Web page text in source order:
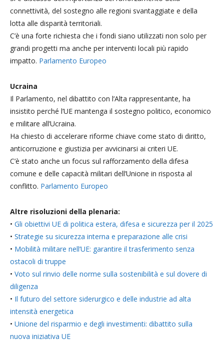
connettività, del sostegno alle regioni svantaggiate e della
lotta alle disparità territoriali.
C’è una forte richiesta che i fondi siano utilizzati non solo per
grandi progetti ma anche per interventi locali più rapido
impatto. Parlamento Europeo
Ucraina
Il Parlamento, nel dibattito con l’Alta rappresentante, ha
insistito perché l’UE mantenga il sostegno politico, economico
e militare all’Ucraina.
Ha chiesto di accelerare riforme chiave come stato di diritto,
anticorruzione e giustizia per avvicinarsi ai criteri UE.
C’è stato anche un focus sul rafforzamento della difesa
comune e delle capacità militari dell’Unione in risposta al
conflitto. Parlamento Europeo
Altre risoluzioni della plenaria:
• Gli obiettivi UE di politica estera, difesa e sicurezza per il 2025
• Strategie su sicurezza interna e preparazione alle crisi
• Mobilità militare nell’UE: garantire il trasferimento senza
ostacoli di truppe
• Voto sul rinvio delle norme sulla sostenibilità e sul dovere di
diligenza
• Il futuro del settore siderurgico e delle industrie ad alta
intensità energetica
• Unione del risparmio e degli investimenti: dibattito sulla
nuova iniziativa UE